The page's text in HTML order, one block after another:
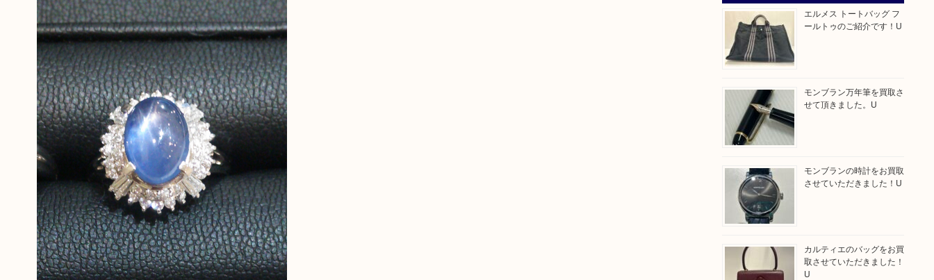
エルメス トートバッグ フ
ールトゥのご紹介です！U
モンブラン万年筆を買取さ
せて頂きました。U
モンブランの時計をお買取
させていただきました！U
カルティエのバッグをお買
取させていただきました！
U